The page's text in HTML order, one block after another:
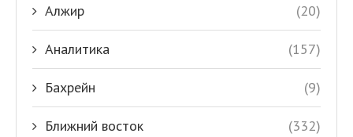
Алжир (20)
Аналитика (157)
Бахрейн (9)
Ближний восток (332)